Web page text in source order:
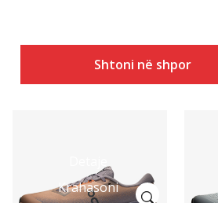
Shtoni në shportë
Krahasoni